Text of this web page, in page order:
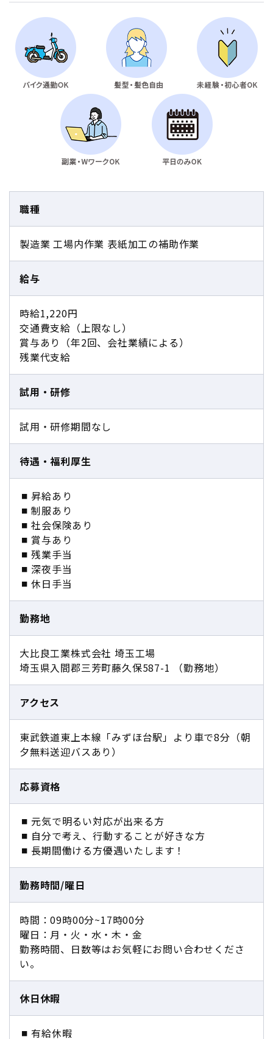
職種
製造業 工場内作業 表紙加工の補助作業
給与
時給1,220円
交通費支給（上限なし）
賞与あり（年2回、会社業績による）
残業代支給
試用・研修
試用・研修期間なし
待遇・福利厚生
昇給あり
制服あり
社会保険あり
賞与あり
残業手当
深夜手当
休日手当
勤務地
大比良工業株式会社 埼玉工場
埼玉県入間郡三芳町藤久保587-1 （勤務地）
アクセス
東武鉄道東上本線「みずほ台駅」より車で8分（朝
夕無料送迎バスあり）
応募資格
元気で明るい対応が出来る方
自分で考え、行動することが好きな方
長期間働ける方優遇いたします！
勤務時間/曜日
時間：09時00分~17時00分
曜日：月・火・水・木・金
勤務時間、日数等はお気軽にお問い合わせくださ
い。
休日休暇
有給休暇